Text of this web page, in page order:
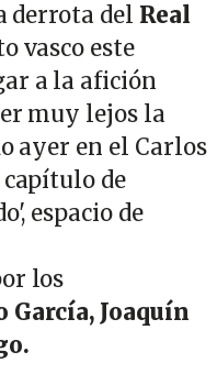
derrota del Real
vasco este
a la afición
muy lejos la
ayer en el Carlos
de
espacio de
los
García, Joaquín